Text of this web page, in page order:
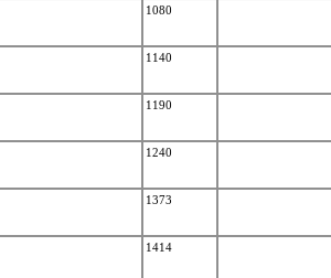
1080
1140
1190
1240
1373
1414